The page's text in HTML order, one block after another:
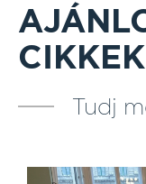
CIKKEK
Tudj